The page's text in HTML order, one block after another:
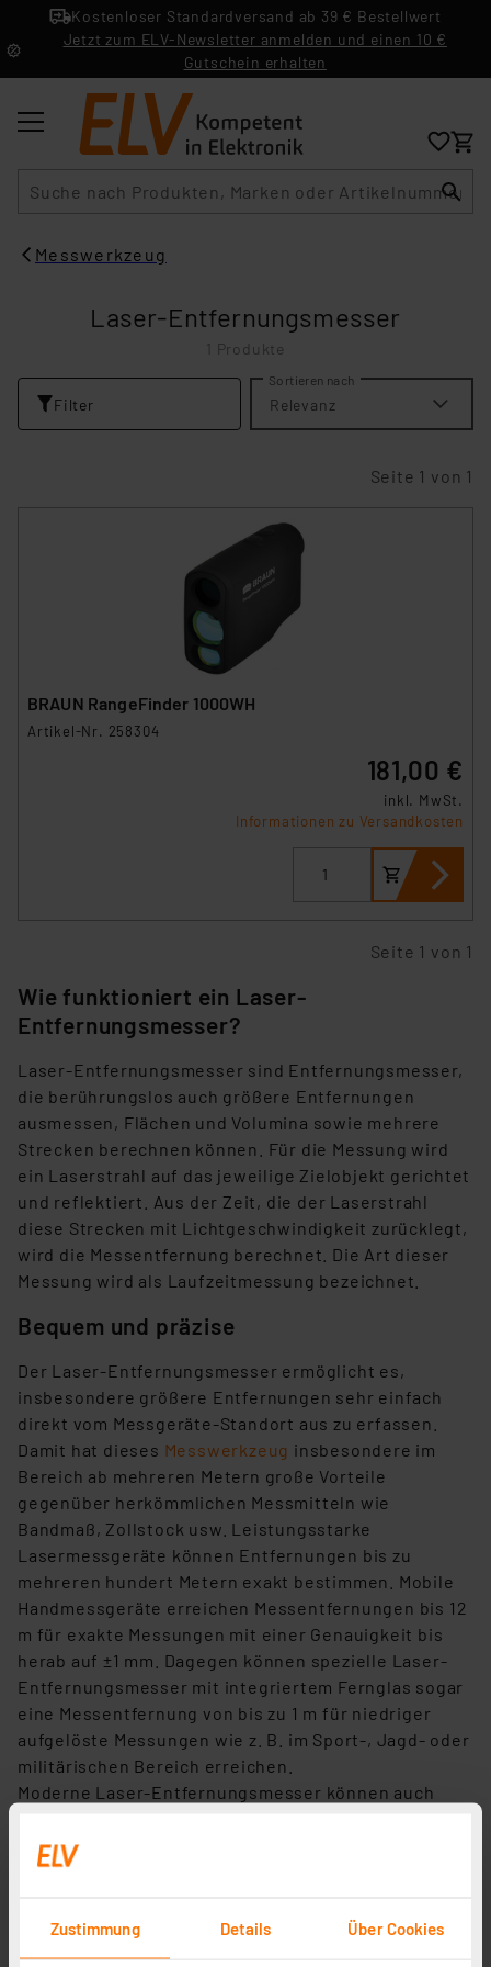
Zustimmung Details Über Cookies
Kostenloser Standardversand ab 39 € Bestellwert
Jetzt zum ELV-Newsletter anmelden und einen 10 €
Gutschein erhalten
Messwerkzeug
Laser-Entfernungsmesser
1 Produkte
Filter
Sortieren nach
Relevanz
Seite 1 von 1
BRAUN RangeFinder 1000WH
Artikel-Nr. 258304
181,00 €
inkl. MwSt.
Informationen zu Versandkosten
Seite 1 von 1
Wie funktioniert ein Laser-
Entfernungsmesser?
Laser-Entfernungsmesser sind Entfernungsmesser,
die berührungslos auch größere Entfernungen
ausmessen, Flächen und Volumina sowie mehrere
Strecken berechnen können. Für die Messung wird
ein Laserstrahl auf das jeweilige Zielobjekt gerichtet
und reflektiert. Aus der Zeit, die der Laserstrahl
diese Strecken mit Lichtgeschwindigkeit zurücklegt,
wird die Messentfernung berechnet. Die Art dieser
Messung wird als Laufzeitmessung bezeichnet.
Bequem und präzise
Der Laser-Entfernungsmesser ermöglicht es,
insbesondere größere Entfernungen sehr einfach
direkt vom Messgeräte-Standort aus zu erfassen.
Damit hat dieses Messwerkzeug insbesondere im
Bereich ab mehreren Metern große Vorteile
gegenüber herkömmlichen Messmitteln wie
Bandmaß, Zollstock usw. Leistungsstarke
Lasermessgeräte können Entfernungen bis zu
mehreren hundert Metern exakt bestimmen. Mobile
Handmessgeräte erreichen Messentfernungen bis 12
m für exakte Messungen mit einer Genauigkeit bis
herab auf ±1 mm. Dagegen können spezielle Laser-
Entfernungsmesser mit integriertem Fernglas sogar
eine Messentfernung von bis zu 1 m für niedriger
aufgelöste Messungen wie z. B. im Sport-, Jagd- oder
militärischen Bereich erreichen.
Moderne Laser-Entfernungsmesser können auch
leistungsstarke Wandler- und Rechnerbauteile
machen auch die bequeme Entfernungsmessung im
ein solches Lasermessgerät äußerst vielseitig in der